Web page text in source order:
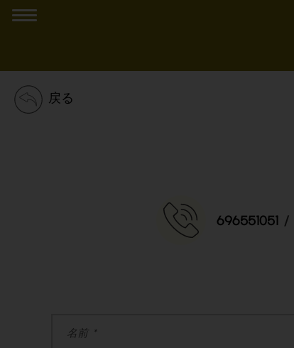
戻る
696551051 /